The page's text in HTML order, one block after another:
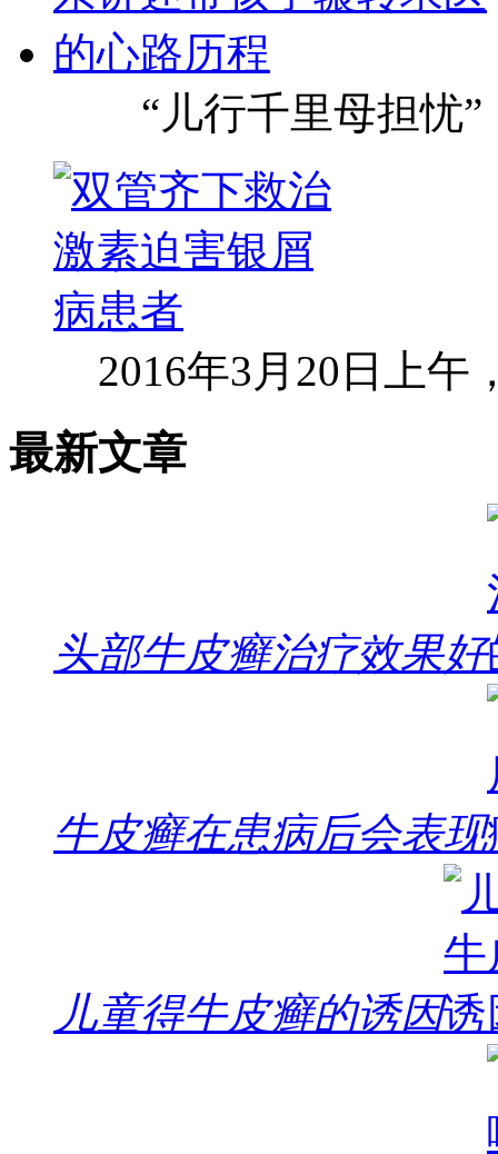
“儿行千里母担忧”
2016年3月20日上午
最新文章
头部牛皮癣治疗效果好
牛皮癣在患病后会表现
儿童得牛皮癣的诱因